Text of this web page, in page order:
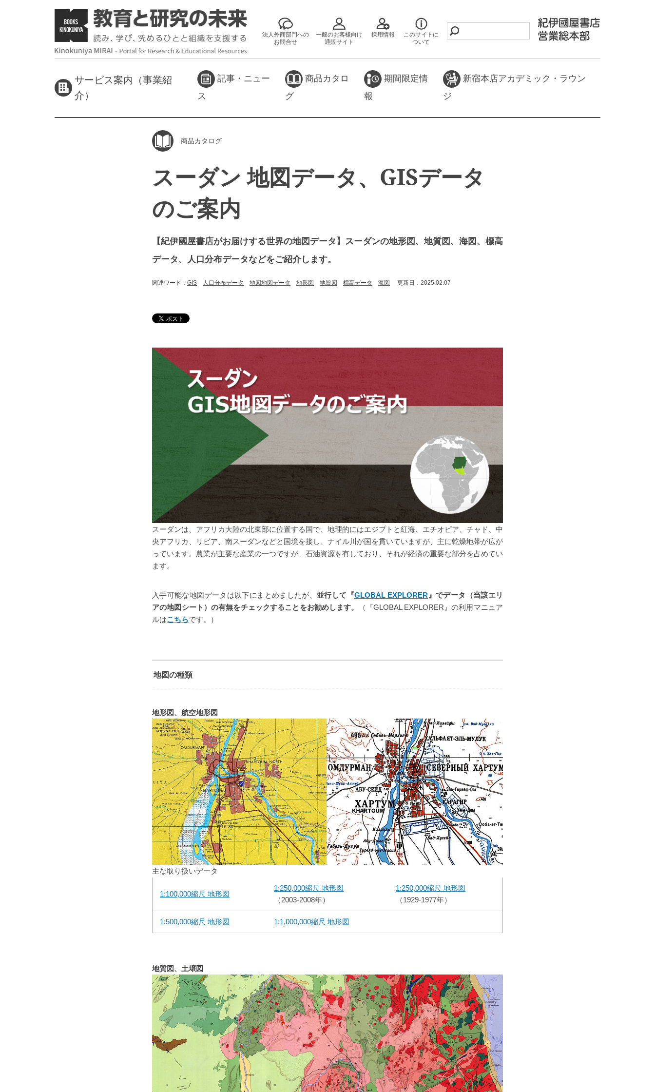
法人外商部門への
お問合せ
一般のお客様向け
通販サイト
採用情報
このサイトに
ついて
サービス案内（事業紹
介）
記事・ニュー
ス
商品カタロ
グ
期間限定情
報
新宿本店アカデミック・ラウン
ジ
商品カタログ
スーダン 地図データ、GISデータ
のご案内
【紀伊國屋書店がお届けする世界の地図データ】スーダンの地形図、地質図、海図、標高
データ、人口分布データなどをご紹介します。
関連ワード： GIS 人口分布データ 地図地図データ 地形図 地質図 標高データ 海図 更新日：2025.02.07
スーダンは、アフリカ大陸の北東部に位置する国で、地理的にはエジプトと紅海、エチオピア、チャド、中
央アフリカ、リビア、南スーダンなどと国境を接し、ナイル川が国を貫いていますが、主に乾燥地帯が広が
っています。農業が主要な産業の一つですが、石油資源を有しており、それが経済の重要な部分を占めてい
ます。
入手可能な地図データは以下にまとめましたが、 並行して『GLOBAL EXPLORER 』でデータ（当該エリ
アの地図シート）の有無をチェックすることをお勧めします。
（『GLOBAL EXPLORER』の利用マニュア
ルはこちらです。）
地図の種類
地形図、航空地形図
主な取り扱いデータ
1:100,000縮尺 地形図
1:250,000縮尺 地形図
（2003-2008年）
1:250,000縮尺 地形図
（1929-1977年）
1:500,000縮尺 地形図 1:1,000,000縮尺 地形図
地質図、土壌図